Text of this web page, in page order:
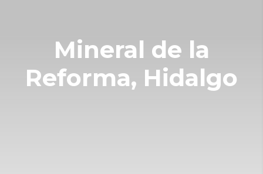
Mineral de la
Reforma, Hidalgo